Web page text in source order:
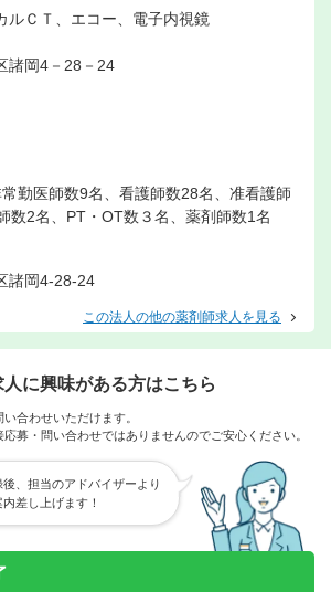
ルＣＴ、エコー、電子内視鏡
諸岡4－28－24
勤医師数9名、看護師数28名、准看護師
数2名、PT・OT数３名、薬剤師数1名
諸岡4-28-24
この法人の他の薬剤師求人を見る
人に興味がある方はこちら
合わせいただけます。
募・問い合わせではありませんのでご安心ください。
、担当のアドバイザーより
差し上げます！